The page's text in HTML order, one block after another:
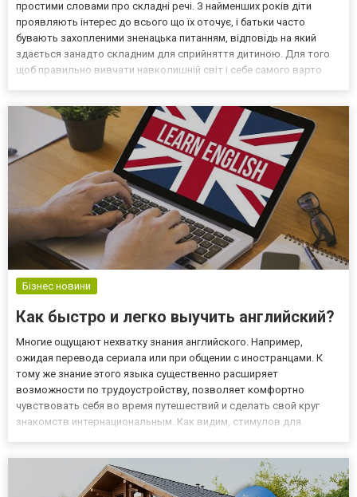
простими словами про складні речі. З найменших років діти
проявляють інтерес до всього що їх оточує, і батьки часто
бувають захопленими зненацька питанням, відповідь на який
здається занадто складним для сприйняття дитиною. Для того
щоб правильно вивчати навколишній світ і себе самого варто
Бізнес новини
Как быстро и легко выучить английский?
Многие ощущают нехватку знания английского. Например,
ожидая перевода сериала или при общении с иностранцами. К
тому же знание этого языка существенно расширяет
возможности по трудоустройству, позволяет комфортно
чувствовать себя во время путешествий и сделать свой круг
знакомств интернациональным. Как видим, стимулов для
по которым долгое врем...